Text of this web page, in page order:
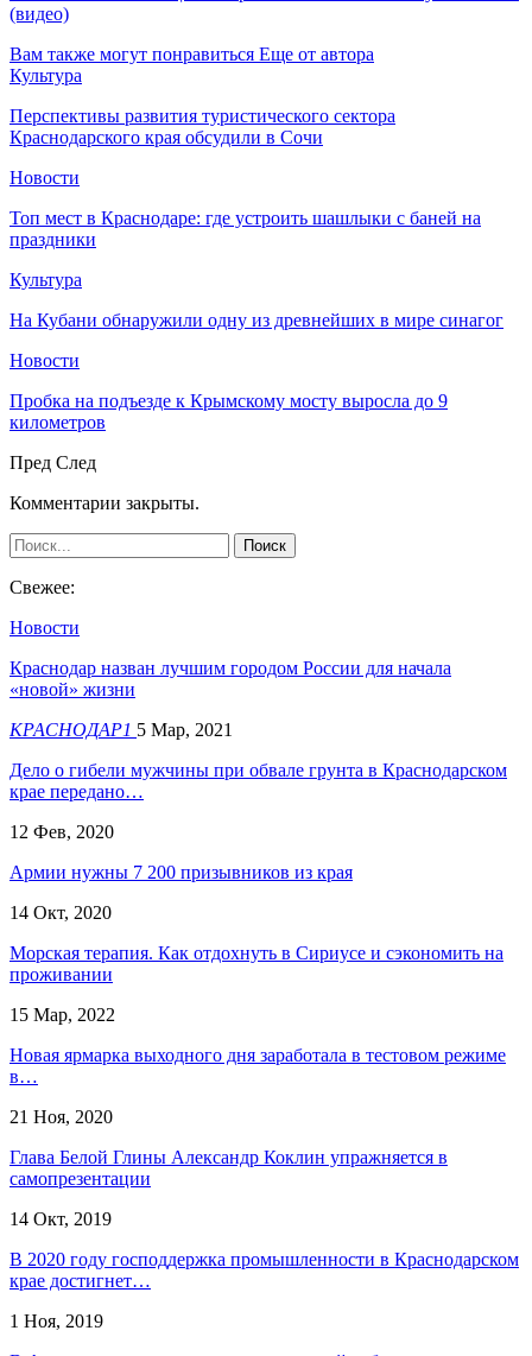
(видео)
Вам также могут понравиться Еще от автора
Культура
Перспективы развития туристического сектора
Краснодарского края обсудили в Сочи
Новости
Топ мест в Краснодаре: где устроить шашлыки с баней на
праздники
Культура
На Кубани обнаружили одну из древнейших в мире синагог
Новости
Пробка на подъезде к Крымскому мосту выросла до 9
километров
Пред След
Комментарии закрыты.
Свежее:
Новости
Краснодар назван лучшим городом России для начала
«новой» жизни
КРАСНОДАР1 5 Мар, 2021
Дело о гибели мужчины при обвале грунта в Краснодарском
крае передано…
12 Фев, 2020
Армии нужны 7 200 призывников из края
14 Окт, 2020
Морская терапия. Как отдохнуть в Сириусе и сэкономить на
проживании
15 Мар, 2022
Новая ярмарка выходного дня заработала в тестовом режиме
в…
21 Ноя, 2020
Глава Белой Глины Александр Коклин упражняется в
самопрезентации
14 Окт, 2019
В 2020 году господдержка промышленности в Краснодарском
крае достигнет…
1 Ноя, 2019